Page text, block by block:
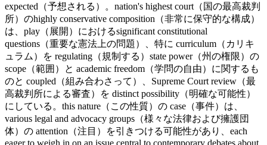
expected（予想される）。nation's highest court（国の最高裁判
所）のhighly conservative composition（非常に保守的な構成）
は、play（展開）におけるsignificant constitutional
questions（重要な憲法上の問題）、特に curriculum（カリキ
ュラム）を regulating（規制する）state power（州の権限）の
scope（範囲）と academic freedom（学問の自由）に関するも
のと coupled（組み合わさって）、Supreme Court review（最
高裁判所による審査）を distinct possibility（明確な可能性）
にしている。this nature（この性質）の case（事件）は、
various legal and advocacy groups（様々な法律および擁護団
体）の attention（注目）を引きつける可能性があり、each
eager to weigh in on an issue central to contemporary debates about